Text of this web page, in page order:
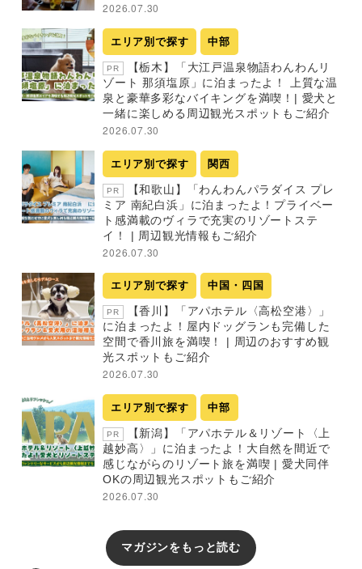
2026.07.30
エリア別で探す 中部
PR
【栃木】「大江戸温泉物語わんわんリ
ゾート 那須塩原」に泊まったよ！ 上質な温
泉と豪華多彩なバイキングを満喫！| 愛犬と
一緒に楽しめる周辺観光スポットもご紹介
2026.07.30
エリア別で探す 関西
PR
【和歌山】「わんわんパラダイス プレ
ミア 南紀白浜」に泊まったよ！プライベー
ト感満載のヴィラで充実のリゾートステ
イ！ | 周辺観光情報もご紹介
2026.07.30
エリア別で探す 中国・四国
PR
【香川】「アパホテル〈高松空港〉」
に泊まったよ！屋内ドッグランも完備した
空間で香川旅を満喫！ | 周辺のおすすめ観
光スポットもご紹介
2026.07.30
エリア別で探す 中部
PR
【新潟】「アパホテル＆リゾート〈上
越妙高〉」に泊まったよ！大自然を間近で
感じながらのリゾート旅を満喫 | 愛犬同伴
OKの周辺観光スポットもご紹介
2026.07.30
マガジンをもっと読む